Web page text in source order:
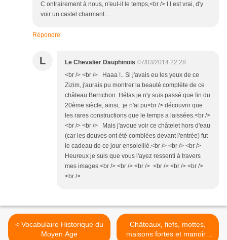
C ontrairement à nous, n'eut-il le temps,<br /> I l est vrai, d'y
voir un castel charmant...
Répondre
L Le Chevalier Dauphinois 07/03/2014 22:28
<br /> <br /> Haaa !.. Si j'avais eu les yeux de ce
Zizim, j'aurais pu montrer la beauté complète de ce
château Berrichon. Hélas je n'y suis passé que fin du
20ème siècle, ainsi, je n'ai pu<br /> découvrir que
les rares constructions que le temps a laissées.<br />
<br /> <br /> Mais j'avoue voir ce châtelet hors d'eau
(car les douves ont été comblées devant l'entrée) fut
le cadeau de ce jour ensoleillé.<br /> <br /> <br />
Heureux je suis que vous l'ayez ressenti à travers
mes images.<br /> <br /> <br /> <br /> <br /> <br />
<br />
< Vocabulaire Historique du
Moyen Age
Châteaux, fiefs, mottes,
maisons fortes et manoirs